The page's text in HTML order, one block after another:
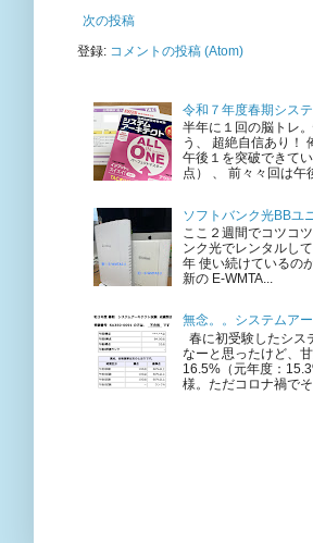
次の投稿
登録: コメントの投稿 (Atom)
令和７年度春期シス
半年に１回の脳トレ
う、 超絶自信あり！
午後１を突破できて
点） 、 前々々回は午
ソフトバンク光BBユ
ここ２週間でコツコ
ンク光でレンタルし
年 使い続けているの
新の E-WMTA...
無念。。システムア
春に初受験したシス
なーと思ったけど、
16.5%（元年度：
様。ただコロナ禍で